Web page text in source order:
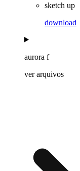
sketch up
download
aurora f
ver arquivos